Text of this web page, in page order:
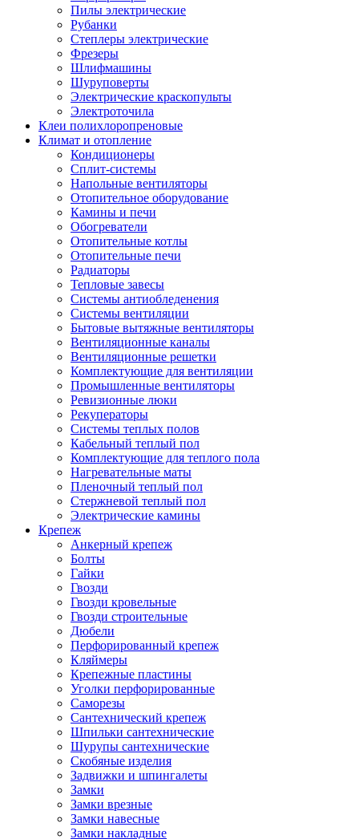
Пилы электрические
Рубанки
Степлеры электрические
Фрезеры
Шлифмашины
Шуруповерты
Электрические краскопульты
Электроточила
Клеи полихлоропреновые
Климат и отопление
Кондиционеры
Сплит-системы
Напольные вентиляторы
Отопительное оборудование
Камины и печи
Обогреватели
Отопительные котлы
Отопительные печи
Радиаторы
Тепловые завесы
Системы антиобледенения
Системы вентиляции
Бытовые вытяжные вентиляторы
Вентиляционные каналы
Вентиляционные решетки
Комплектующие для вентиляции
Промышленные вентиляторы
Ревизионные люки
Рекуператоры
Системы теплых полов
Кабельный теплый пол
Комплектующие для теплого пола
Нагревательные маты
Пленочный теплый пол
Стержневой теплый пол
Электрические камины
Крепеж
Анкерный крепеж
Болты
Гайки
Гвозди
Гвозди кровельные
Гвозди строительные
Дюбели
Перфорированный крепеж
Кляймеры
Крепежные пластины
Уголки перфорированные
Саморезы
Сантехнический крепеж
Шпильки сантехнические
Шурупы сантехнические
Скобяные изделия
Задвижки и шпингалеты
Замки
Замки врезные
Замки навесные
Замки накладные